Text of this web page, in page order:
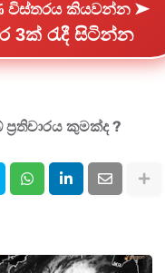
නාලක කළුවැව
අතරින් පාසල්
3කට අයත් වන
විස්තරය කියවන්න ➤
3ක් රැදී සිටින්න
ප්‍රතිචාරය කුමක්ද ?